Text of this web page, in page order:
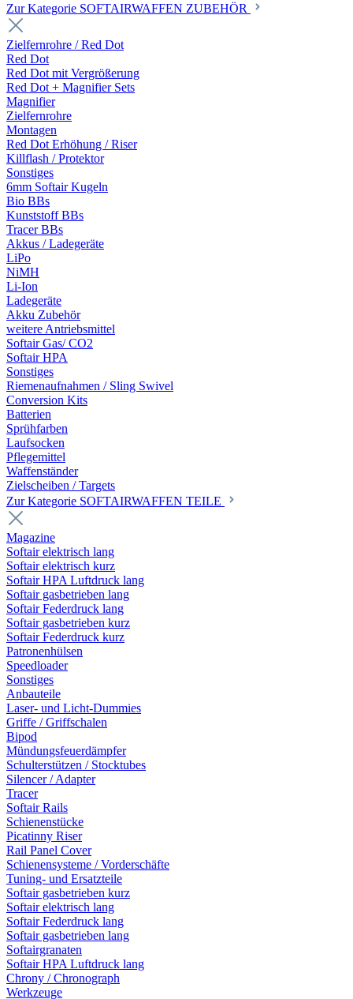
Zur Kategorie SOFTAIRWAFFEN ZUBEHÖR
Zielfernrohre / Red Dot
Red Dot
Red Dot mit Vergrößerung
Red Dot + Magnifier Sets
Magnifier
Zielfernrohre
Montagen
Red Dot Erhöhung / Riser
Killflash / Protektor
Sonstiges
6mm Softair Kugeln
Bio BBs
Kunststoff BBs
Tracer BBs
Akkus / Ladegeräte
LiPo
NiMH
Li-Ion
Ladegeräte
Akku Zubehör
weitere Antriebsmittel
Softair Gas/ CO2
Softair HPA
Sonstiges
Riemenaufnahmen / Sling Swivel
Conversion Kits
Batterien
Sprühfarben
Laufsocken
Pflegemittel
Waffenständer
Zielscheiben / Targets
Zur Kategorie SOFTAIRWAFFEN TEILE
Magazine
Softair elektrisch lang
Softair elektrisch kurz
Softair HPA Luftdruck lang
Softair gasbetrieben lang
Softair Federdruck lang
Softair gasbetrieben kurz
Softair Federdruck kurz
Patronenhülsen
Speedloader
Sonstiges
Anbauteile
Laser- und Licht-Dummies
Griffe / Griffschalen
Bipod
Mündungsfeuerdämpfer
Schulterstützen / Stocktubes
Silencer / Adapter
Tracer
Softair Rails
Schienenstücke
Picatinny Riser
Rail Panel Cover
Schienensysteme / Vorderschäfte
Tuning- und Ersatzteile
Softair gasbetrieben kurz
Softair elektrisch lang
Softair Federdruck lang
Softair gasbetrieben lang
Softairgranaten
Softair HPA Luftdruck lang
Chrony / Chronograph
Werkzeuge